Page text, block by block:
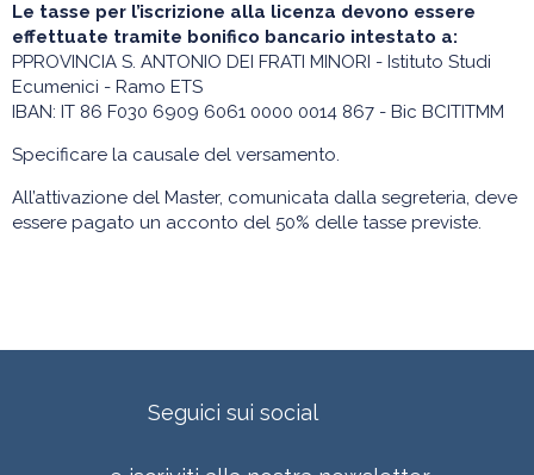
Le tasse per l’iscrizione alla licenza devono essere
effettuate tramite bonifico bancario intestato a:
PPROVINCIA S. ANTONIO DEI FRATI MINORI - Istituto Studi
Ecumenici - Ramo ETS
IBAN: IT 86 F030 6909 6061 0000 0014 867 - Bic BCITITMM
Specificare la causale del versamento.
All’attivazione del Master, comunicata dalla segreteria, deve
essere pagato un acconto del 50% delle tasse previste.
Seguici sui social